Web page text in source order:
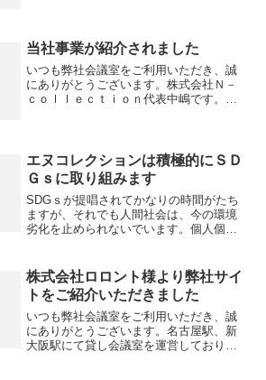
た。この場に...
当社事業が紹介されました
いつも弊社会議室をご利用いただき、誠
にありがとうございます。株式会社Ｎ－
ｃｏｌｌｅｃｔｉｏｎ代表中嶋です。こ
様「株式会社アタム」はイ...
エヌコレクションは積極的にＳＤ
Ｇｓに取り組みます
SDGｓが提唱されてかなりの時間がたち
ますが、それでも人間社会は、今の環境
劣化を止められないでいます。個人個人
ヌコレクションでは、いろいろな事業を
通じて、従業員やお客様...
株式会社ロロント様より弊社サイ
トをご紹介いただきました
いつも弊社会議室をご利用いただき、誠
にありがとうございます。名古屋駅、新
大阪駅にて貸し会議室を運営しておりま